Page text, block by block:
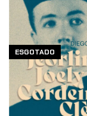
ESGOTADO